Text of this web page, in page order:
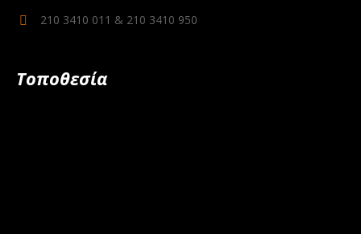
210 3410 011 & 210 3410 950
Τοποθεσία